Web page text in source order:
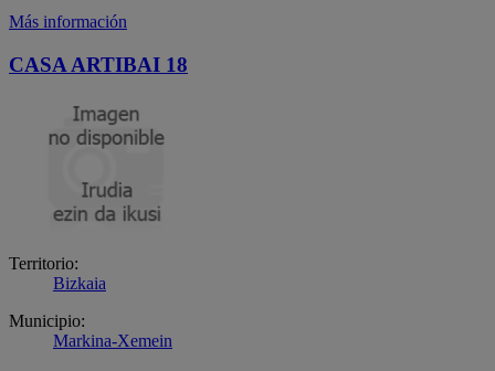
Más información
CASA ARTIBAI 18
Territorio:
Bizkaia
Municipio:
Markina-Xemein